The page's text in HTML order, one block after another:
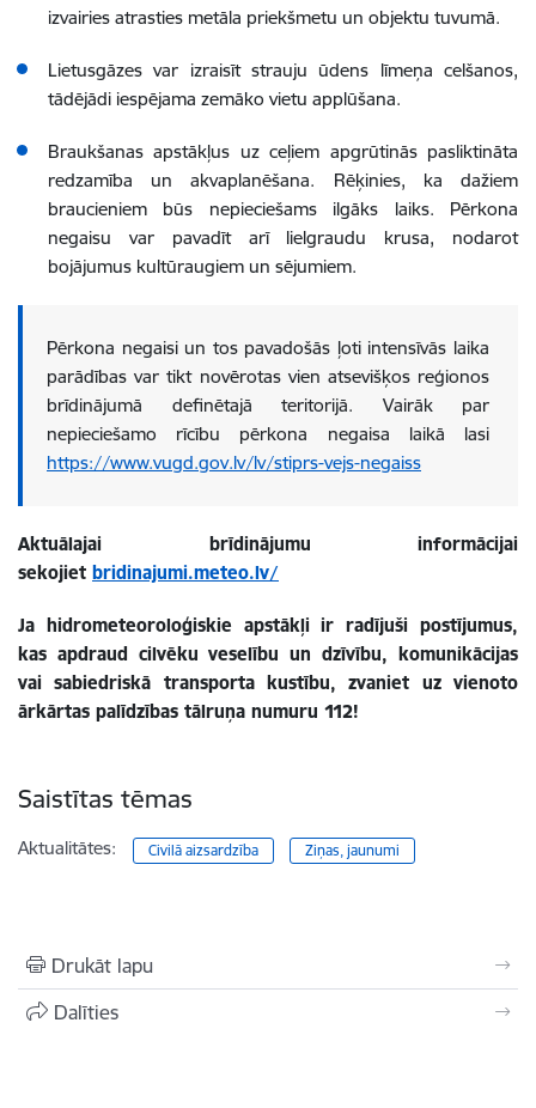
izvairies atrasties metāla priekšmetu un objektu tuvumā.
Lietusgāzes var izraisīt strauju ūdens līmeņa celšanos,
tādējādi iespējama zemāko vietu applūšana.
Braukšanas apstākļus uz ceļiem apgrūtinās pasliktināta
redzamība un akvaplanēšana. Rēķinies, ka dažiem
braucieniem būs nepieciešams ilgāks laiks. Pērkona
negaisu var pavadīt arī lielgraudu krusa, nodarot
bojājumus kultūraugiem un sējumiem.
Pērkona negaisi un tos pavadošās ļoti intensīvās laika
parādības var tikt novērotas vien atsevišķos reģionos
brīdinājumā definētajā teritorijā. Vairāk par
nepieciešamo rīcību pērkona negaisa laikā lasi
https://www.vugd.gov.lv/lv/stiprs-vejs-negaiss
Aktuālajai brīdinājumu informācijai
sekojiet bridinajumi.meteo.lv/
Ja hidrometeoroloģiskie apstākļi ir radījuši postījumus,
kas apdraud cilvēku veselību un dzīvību, komunikācijas
vai sabiedriskā transporta kustību, zvaniet uz vienoto
ārkārtas palīdzības tālruņa numuru 112!
Saistītas tēmas
Aktualitātes: Civilā aizsardzība Ziņas, jaunumi
Drukāt lapu
Dalīties